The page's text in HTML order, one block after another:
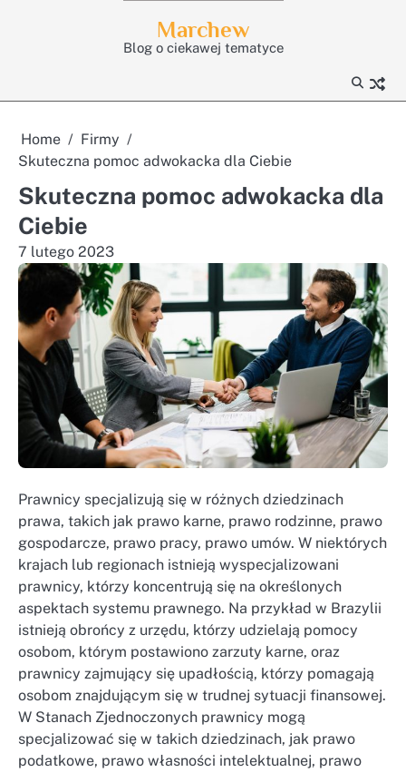
Marchew
Blog o ciekawej tematyce
Home
Firmy
Skuteczna pomoc adwokacka dla Ciebie
Skuteczna pomoc adwokacka dla
Ciebie
7 lutego 2023
Prawnicy specjalizują się w różnych dziedzinach
prawa, takich jak prawo karne, prawo rodzinne, prawo
gospodarcze, prawo pracy, prawo umów. W niektórych
krajach lub regionach istnieją wyspecjalizowani
prawnicy, którzy koncentrują się na określonych
aspektach systemu prawnego. Na przykład w Brazylii
istnieją obrońcy z urzędu, którzy udzielają pomocy
osobom, którym postawiono zarzuty karne, oraz
prawnicy zajmujący się upadłością, którzy pomagają
osobom znajdującym się w trudnej sytuacji finansowej.
W Stanach Zjednoczonych prawnicy mogą
specjalizować się w takich dziedzinach, jak prawo
podatkowe, prawo własności intelektualnej, prawo